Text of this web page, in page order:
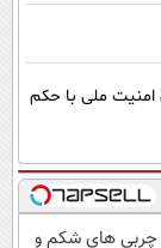
امنیت ملی با حکم
چربی های شکم و